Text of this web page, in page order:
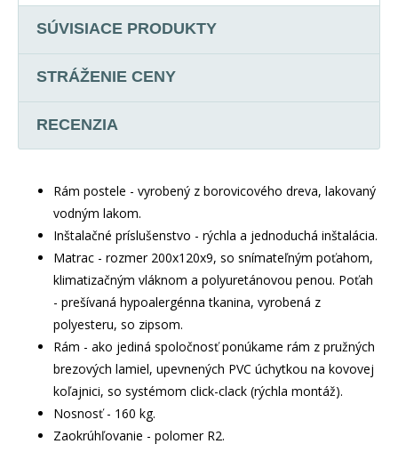
SÚVISIACE PRODUKTY
STRÁŽENIE CENY
RECENZIA
Rám postele - vyrobený z borovicového dreva, lakovaný
vodným lakom.
Inštalačné príslušenstvo - rýchla a jednoduchá inštalácia.
Matrac - rozmer 200x120x9, so snímateľným poťahom,
klimatizačným vláknom a polyuretánovou penou. Poťah
- prešívaná hypoalergénna tkanina, vyrobená z
polyesteru, so zipsom.
Rám - ako jediná spoločnosť ponúkame rám z pružných
brezových lamiel, upevnených PVC úchytkou na kovovej
koľajnici, so systémom click-clack (rýchla montáž).
Nosnosť - 160 kg.
Zaokrúhľovanie - polomer R2.